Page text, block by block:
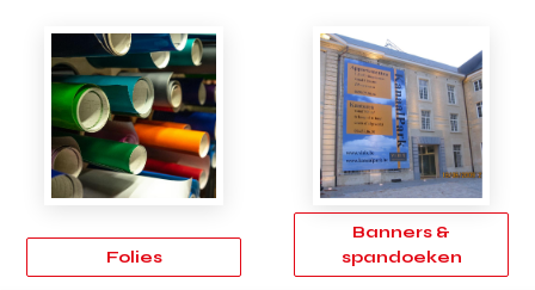
Folies
Banners &
spandoeken